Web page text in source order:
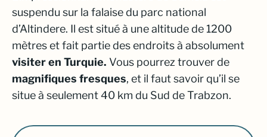
suspendu sur la falaise du parc national
d’Altindere. Il est situé à une altitude de 1200
mètres et fait partie des endroits à absolument
visiter en Turquie. Vous pourrez trouver de
magnifiques fresques, et il faut savoir qu’il se
situe à seulement 40 km du Sud de Trabzon.